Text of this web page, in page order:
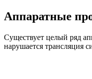
Аппаратные
Существует целый ряд
нарушается трансляция